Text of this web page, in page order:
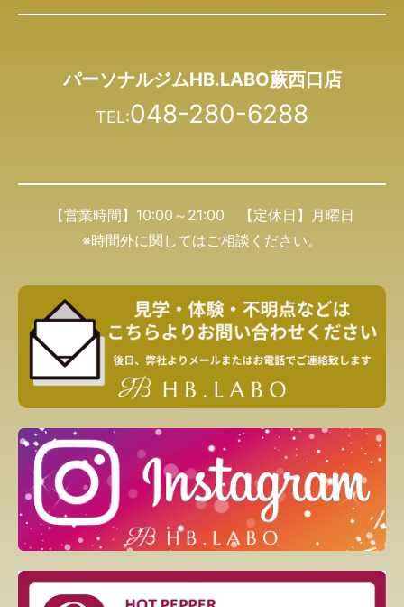
パーソナルジムHB.LABO蕨西口店
TEL:048-280-6288
【営業時間】10:00～21:00 【定休日】月曜日
※時間外に関してはご相談ください。